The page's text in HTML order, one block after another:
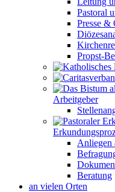
Pastoral
Presse &
Propst-
Arbeitgeber
Anliegen
Beratung
an vielen Orten